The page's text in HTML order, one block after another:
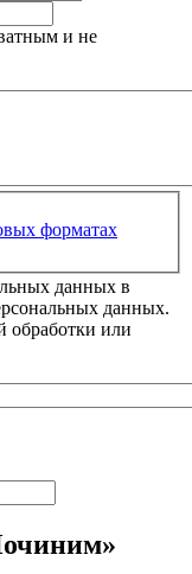
и не
форматах
данных в
данных.
обработки или